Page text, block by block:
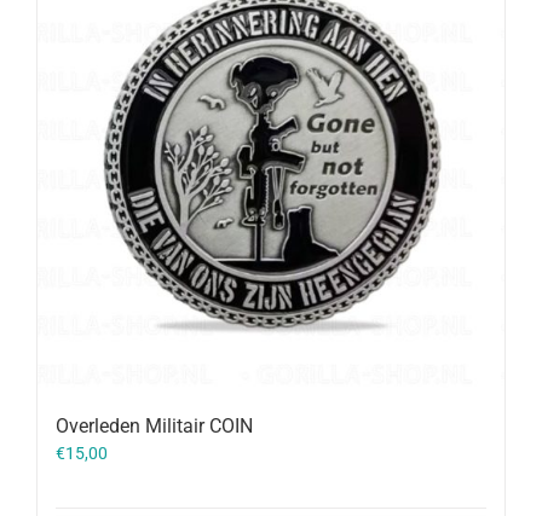
Overleden Militair COIN
€15,00